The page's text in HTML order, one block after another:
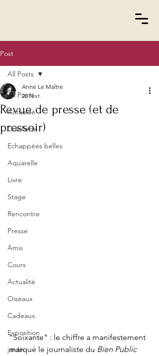
Post
All Posts
Actualité
Cueillette
Echappées belles
Aquarelle
Livre
Stage
Rencontre
Presse
Amis
Cours
Actualité
Oiseaux
Cadeaux
Exposition
jardin
All Posts
Revue de presse (et de
pressoir)
Anne Le Maître
20 févr.
"Soixante" : le chiffre a manifestement
marqué le journaliste du Bien Public